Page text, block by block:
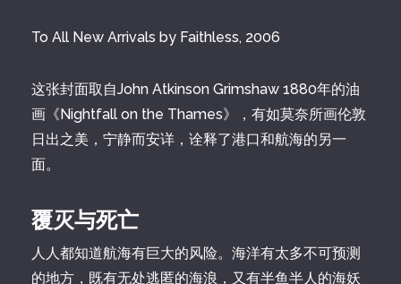
To All New Arrivals by Faithless, 2006
这张封面取自John Atkinson Grimshaw 1880年的油
画《Nightfall on the Thames》，有如莫奈所画伦敦
日出之美，宁静而安详，诠释了港口和航海的另一
面。
覆灭与死亡
人人都知道航海有巨大的风险。海洋有太多不可预测
的地方，既有无处逃匿的海浪，又有半鱼半人的海妖